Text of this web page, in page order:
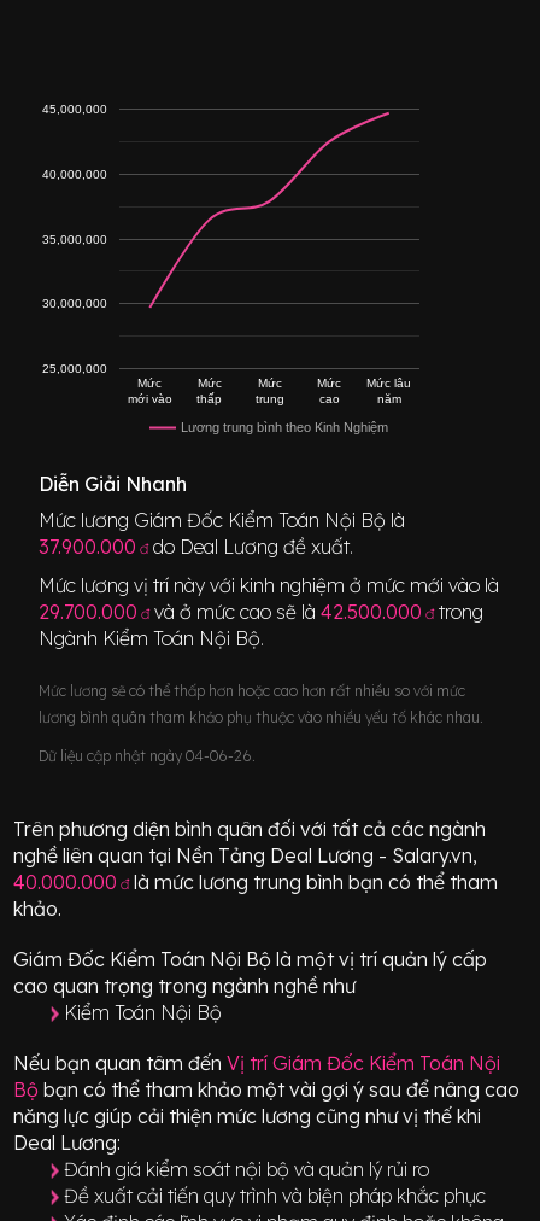
Lương trung bình theo Kinh Nghiệm
Mức
mới vào
Mức
thấp
Mức
trung
Mức
cao
Mức lâu
năm
25,000,000
30,000,000
35,000,000
40,000,000
45,000,000
Diễn Giải Nhanh
Mức lương Giám Đốc Kiểm Toán Nội Bộ là
37.900.000 đdo Deal Lương đề xuất.
Mức lương vị trí này với kinh nghiệm ở mức mới vào là
29.700.000 đ và ở mức cao sẽ là42.500.000 đ trong
Ngành Kiểm Toán Nội Bộ.
Mức lương sẽ có thể thấp hơn hoặc cao hơn rất nhiều so với mức
lương bình quân tham khảo phụ thuộc vào nhiều yếu tố khác nhau.
Dữ liệu cập nhật ngày 04-06-26.
Trên phương diện bình quân đối với tất cả các ngành
nghề liên quan tại Nền Tảng Deal Lương - Salary.vn,
40.000.000 đlà mức lương trung bình bạn có thể tham
khảo.
Giám Đốc Kiểm Toán Nội Bộ là một vị tríquản lý cấp
cao quan trọng trong ngành nghề như
Kiểm Toán Nội Bộ
Nếu bạn quan tâm đến Vị tríGiám Đốc Kiểm Toán Nội
Bộ bạn có thể tham khảo một vài gợi ý sau để nâng cao
năng lực giúp cải thiện mức lương cũng như vị thế khi
Deal Lương:
Đánh giá kiểm soát nội bộ và quản lý rủi ro
Đề xuất cải tiến quy trình và biện pháp khắc phục